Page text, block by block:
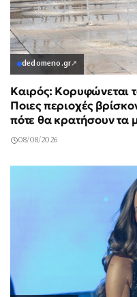
dedomeno.gr↗
Καιρός: Κορυφώνεται
Ποιες περιοχές
πότε θα κρατήσουν τα
08/08/2026